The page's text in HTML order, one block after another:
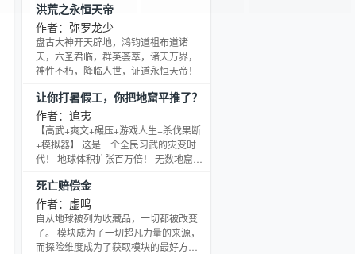
离开，不料20层电梯徐炳南：“不是特地
找我的吗？跑什么。” 她手握他证据，为
后顾无忧，徐炳南：“孤儿而已，就算死
了也没人关注。” 寂静公路，栗梓血泊淋
漓倒在地上。 快要闭眸，她见人来。 一
城徐二公子徐靳西，佛门出来左
洪荒之永恒天帝
作者：弥罗龙少
盘古大神开天辟地，鸿钧道祖布道诸
天，六圣君临，群英荟萃，诸天万界，
神性不朽，降临人世，证道永恒天帝！
让你打暑假工，你把地窟平推了？
作者：追夷
【高武+爽文+碾压+游戏人生+杀伐果断
+模拟器】 这是一个全民习武的灾变时
代！ 地球体积扩张百万倍！ 无数地窟凶
只是一个普通武校大学生，却意外觉醒
模拟系统。 每一次模拟不仅能获得强大
的实力和物资，同时也能获得一个个天
赋词条！ 而且天赋词条能一直叠加！
【好运连连】气运+2的白色词条弱？ 那
死亡赔偿金
作者：虚鸣
自从地球被列为收藏品，一切都被改变
了。 模块成为了一切超凡力量的来源，
而探险维度成为了获取模块的最好方